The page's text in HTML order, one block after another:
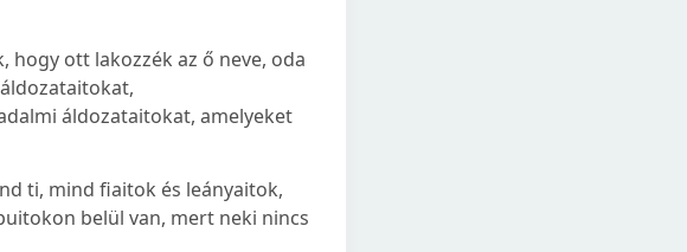
hogy ott lakozzék az ő neve, oda
áldozataitokat, amelyeket
ti, mind fiaitok és leányaitok,
belül van, mert neki nincs